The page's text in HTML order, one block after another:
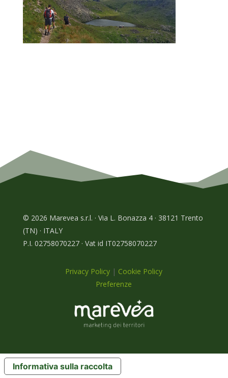
© 2026 Marevea s.r.l. · Via L. Bonazza 4 · 38121 Trento
(TN) · ITALY
P.I. 02758070227 · Vat id IT02758070227
Privacy Policy | Cookie Policy
Preferenze
Informativa sulla raccolta